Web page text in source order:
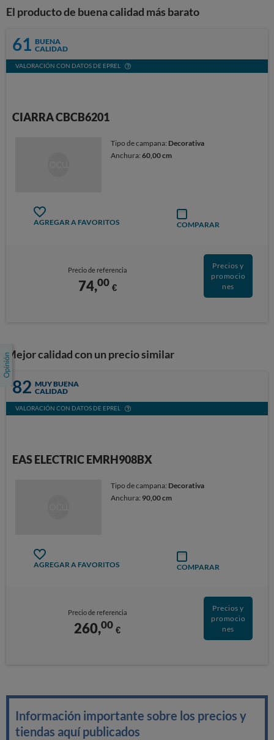
El producto de buena calidad más barato
61 BUENA
CALIDAD
VALORACIÓN CON DATOS DE EPREL
CIARRA CBCB6201
Tipo de campana: Decorativa
Anchura:60,00 cm
AGREGAR A FAVORITOS COMPARAR
Precio de referencia
74,00 €
Precios y
promocio
nes
Mejor calidad con un precio similar
82 MUY BUENA
CALIDAD
VALORACIÓN CON DATOS DE EPREL
EAS ELECTRIC EMRH908BX
Tipo de campana: Decorativa
Anchura: 90,00 cm
AGREGAR A FAVORITOS COMPARAR
Precio de referencia
260,00 €
Precios y
promocio
nes
Información importante sobre los precios y
tiendas aquí publicados